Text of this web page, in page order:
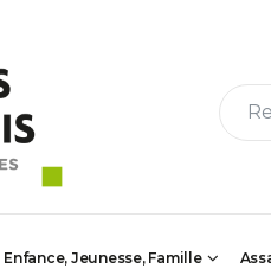
Enfance, Jeunesse, Famille